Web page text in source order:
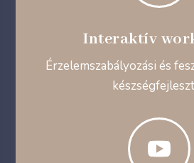
Interaktív
Érzelemszabályozási és
